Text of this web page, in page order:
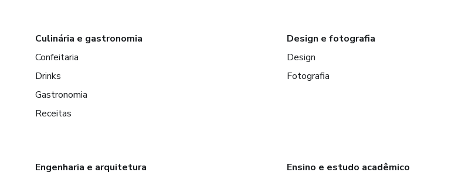
Culinária e gastronomia
Confeitaria
Drinks
Gastronomia
Receitas
Design e fotografia
Design
Fotografia
Engenharia e arquitetura
Ensino e estudo acadêmico